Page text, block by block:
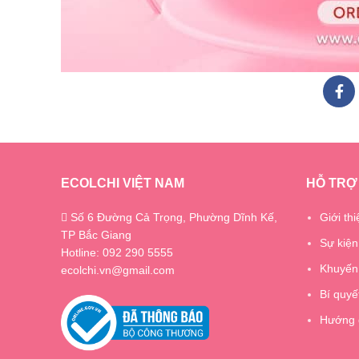
ECOLCHI VIỆT NAM
Số 6 Đường Cả Trọng, Phường Dĩnh Kế,
TP Bắc Giang
Hotline: 092 290 5555
ecolchi.vn@gmail.com
HỖ
Giới
Sự kiện
Bí
Hướng